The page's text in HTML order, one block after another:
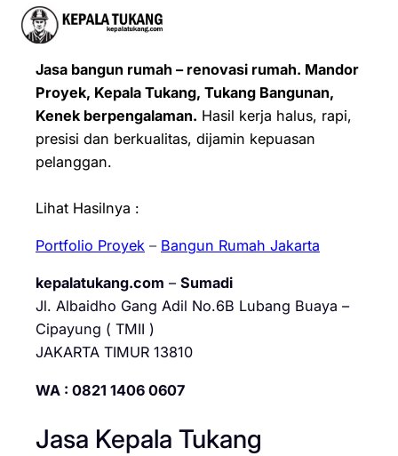
Jasa bangun rumah – renovasi rumah. Mandor
Proyek, Kepala Tukang, Tukang Bangunan,
Kenek berpengalaman. Hasil kerja halus, rapi,
presisi dan berkualitas, dijamin kepuasan
pelanggan.
Lihat Hasilnya :
Portfolio Proyek – Bangun Rumah Jakarta
kepalatukang.com – Sumadi
Jl. Albaidho Gang Adil No.6B Lubang Buaya –
Cipayung ( TMII )
JAKARTA TIMUR 13810
WA : 0821 1406 0607
Jasa Kepala Tukang